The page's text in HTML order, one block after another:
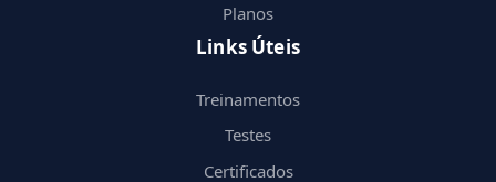
Planos
Links Úteis
Treinamentos
Testes
Certificados